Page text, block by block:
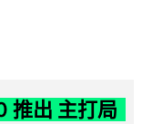
推出 主打局